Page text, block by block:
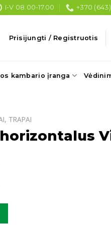
I-V 08.00-17.00 +370
Prisijungti / Registruotis
kambario įranga
TRAPAI
Viega